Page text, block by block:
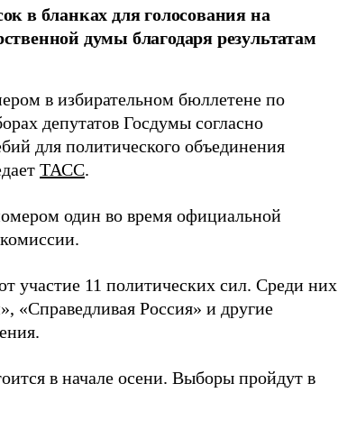
в бланках для голосования на
думы благодаря результатам
в избирательном бюллетене по
депутатов Госдумы согласно
для политического объединения
ТАСС.
один во время официальной
участие 11 политических сил. Среди них
Россия» и другие
в начале осени. Выборы пройдут в